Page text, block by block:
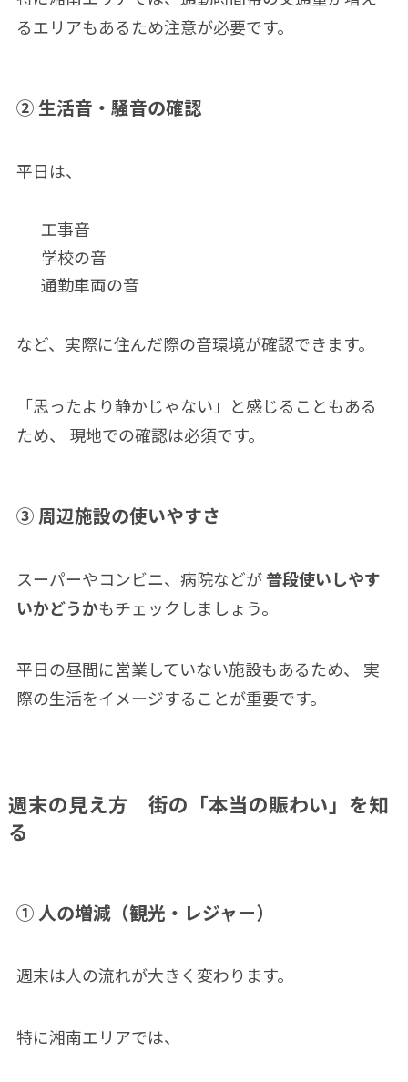
るエリアもあるため注意が必要です。
② 生活音・騒音の確認
平日は、
工事音
学校の音
通勤車両の音
など、実際に住んだ際の音環境が確認できます。
「思ったより静かじゃない」と感じることもある
ため、 現地での確認は必須です。
③ 周辺施設の使いやすさ
スーパーやコンビニ、病院などが普段使いしやす
いかどうかもチェックしましょう。
平日の昼間に営業していない施設もあるため、 実
際の生活をイメージすることが重要です。
週末の見え方｜街の「本当の賑わい」を知
る
① 人の増減（観光・レジャー）
週末は人の流れが大きく変わります。
特に湘南エリアでは、